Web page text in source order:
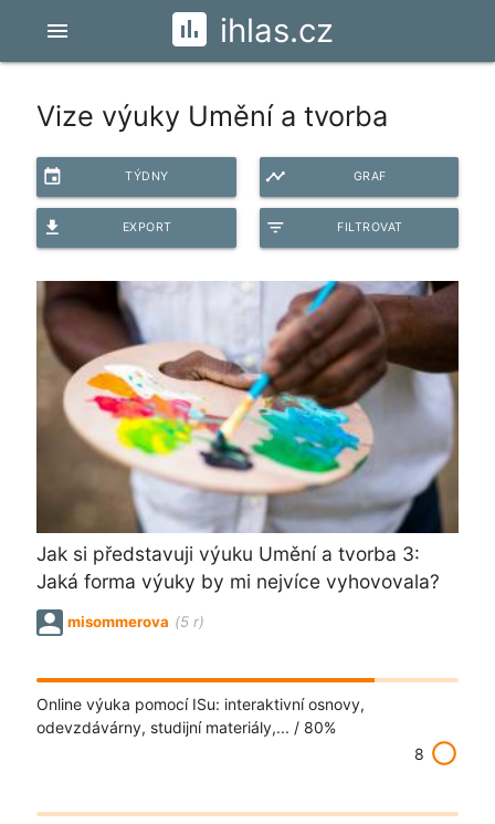
ihlas.cz
menu
Vize výuky Umění a tvorba
event TÝDNY timeline GRAF
file_download EXPORT filter_list FILTROVAT
Jak si představuji výuku Umění a tvorba 3:
Jaká forma výuky by mi nejvíce vyhovovala?
misommerova (5 r)
Online výuka pomocí ISu: interaktivní osnovy,
odevzdávárny, studijní materiály,... / 80%
8 radio_button_unchecked